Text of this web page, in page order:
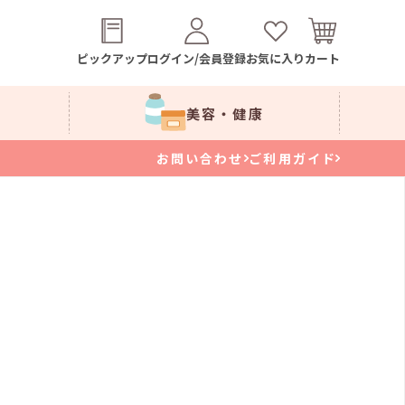
ピックアップログイン/会員登録お気に入りカート
美容・健康
お問い合わせ ご利用ガイド